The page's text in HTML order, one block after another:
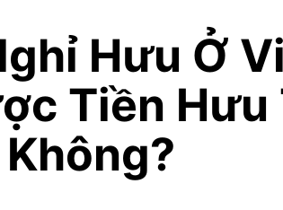
Hưu Ở
Tiền Hưu